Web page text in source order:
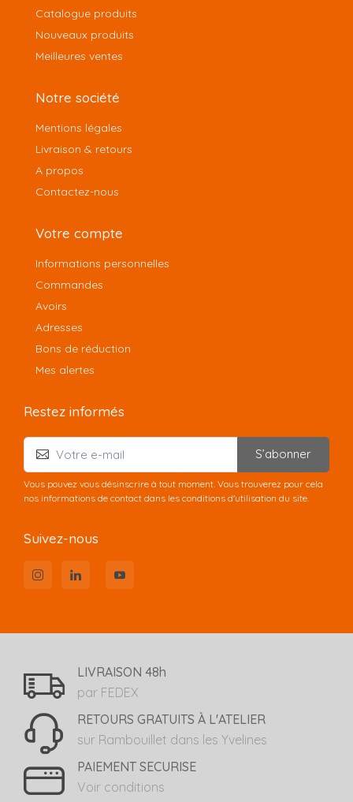
Catalogue produits
Nouveaux produits
Meilleures ventes
Notre société
Mentions légales
Livraison & retours
A propos
Contactez-nous
Votre compte
Informations personnelles
Commandes
Avoirs
Adresses
Bons de réduction
Mes alertes
Restez informés
S’abonner
Vous pouvez vous désinscrire à tout moment. Vous trouverez pour cela
nos informations de contact dans les conditions d'utilisation du site.
Suivez-nous
LIVRAISON 48h
par FEDEX
RETOURS GRATUITS À L'ATELIER
sur Rambouillet dans les Yvelines
PAIEMENT SECURISE
Voir conditions